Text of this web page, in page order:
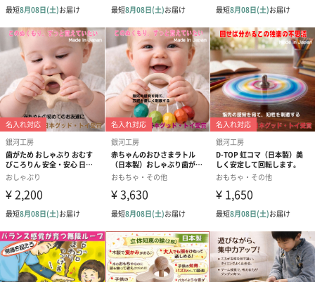
なって楽しめる、安全な木のおもちゃを考えています。赤ちゃん
にとって、ご両親や祖父母・親戚の方々と遊ぶ時間は、幸せな
「心のごはん」になります。
木のおもちゃは特に、赤ちゃんと周りの大人達がたくさん心のご
はんを食べられる、不思議なパワーが込められています。
口に入れても安全な、赤ちゃんの事を第一に考えた自信作です。
木のおもちゃはお風呂でも遊ぶことが出来ます。ハイハイから歩
けるようになるまで遊べます。
箱の蓋を開けると、ワクワクする豪華なおもちゃ達が赤ちゃんを
お出迎え。小さな手が握ってくれる木のおもちゃ達で味わう「幸
せのごはん」の時間を、大切な新しい家族と一緒に楽しんでくだ
さいね。